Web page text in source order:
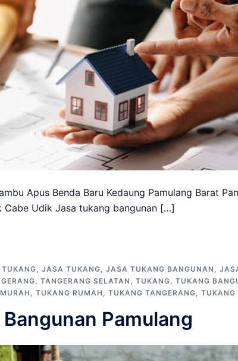
Apus Benda Baru Kedaung Pamulang Barat
Cabe Udik Jasa tukang bangunan […]
, JASA TUKANG, JASA TUKANG BANGUNAN ,
, TANGERANG SELATAN , TUKANG, TUKANG
, TUKANG RUMAH , TUKANG TANGERANG, TUKANG
Pamulang